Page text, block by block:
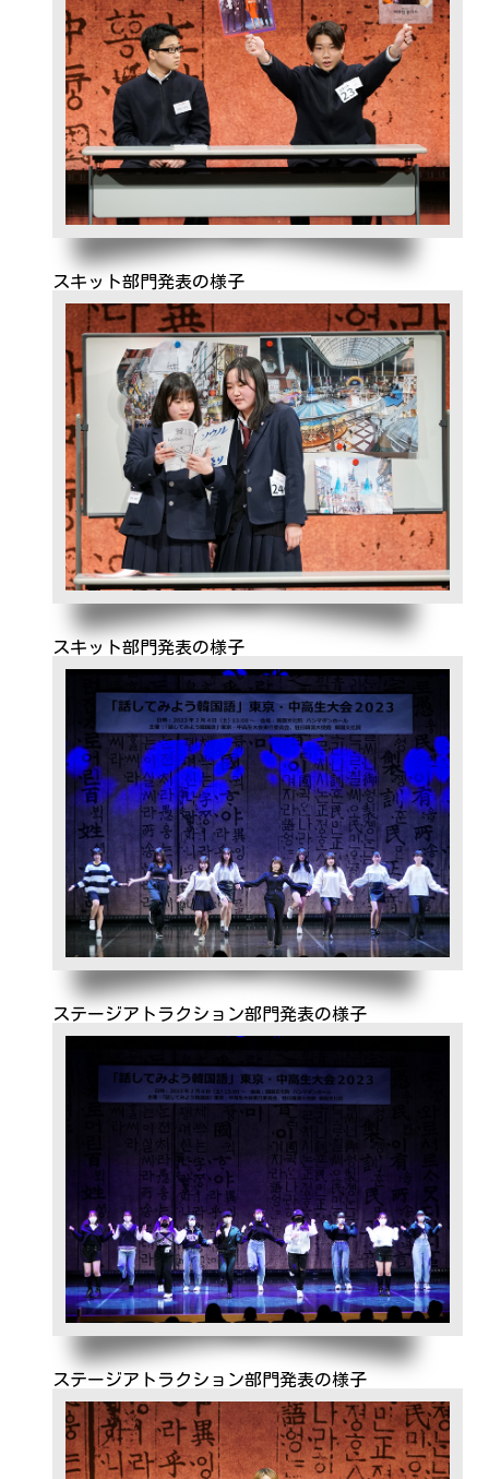
スキット部門発表の様子
スキット部門発表の様子
ステージアトラクション部門発表の様子
ステージアトラクション部門発表の様子